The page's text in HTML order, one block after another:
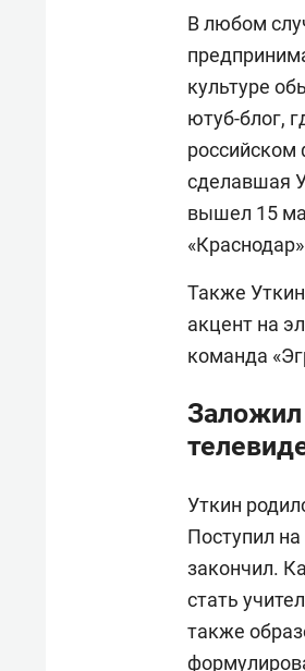
В любом
культуре
ютуб-блог,
российском
сделавшая
вышел 15
Также
акцент на
команда
Заложил
Уткин
Поступил
закончил.
стать
также